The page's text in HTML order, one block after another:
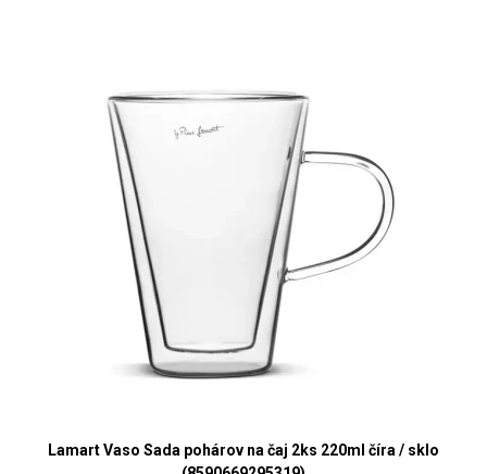
Lamart Vaso Sada pohárov na čaj 2ks 220ml číra / sklo